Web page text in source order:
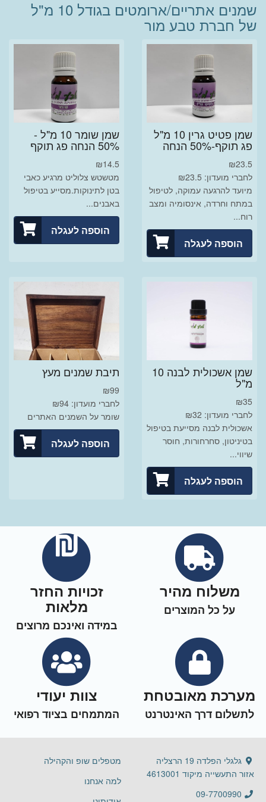
שמנים אתריים/ארומטים בגודל 10 מ"ל
של חברת טבע מור
שמן פטיט גרין 10 מ"ל
פג תוקף-50% הנחה
₪23.5
לחברי מועדון: ₪23.5
מיועד להרגעה עמוקה, לטיפול
במתח וחרדה, אינסומיה ומצב
רוח...
הוספה לעגלה
שמן שומר 10 מ"ל -
50% הנחה פג תוקף
₪14.5
מטשטש צלוליט מרגיע כאבי
בטן לתינוקות.מסייע בטיפול
באבנים...
הוספה לעגלה
שמן אשכולית לבנה 10
מ"ל
₪35
לחברי מועדון: ₪32
אשכולית לבנה מסייעת בטיפול
בטיניטון, סחרחורות, חוסר
שיווי...
הוספה לעגלה
תיבת שמנים מעץ
₪99
לחברי מועדון: ₪94
שומר על השמנים האתרים
הוספה לעגלה
משלוח מהיר
על כל המוצרים
זכויות החזר
מלאות
במידה ואינכם מרוצים
מערכת מאובטחת
לתשלום דרך האינטרנט
צוות יעודי
המתמחים בציוד רפואי
גלגלי הפלדה 19 הרצליה
אזור התעשייה מיקוד 4613001
09-7700990
מטפלים שופ והקהילה
למה אנחנו